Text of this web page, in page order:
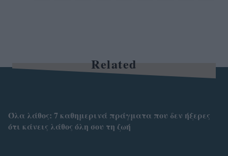
Related
Όλα λάθος: 7 καθημερινά πράγματα που δεν ήξερες
ότι κάνεις λάθος όλη σου τη ζωή